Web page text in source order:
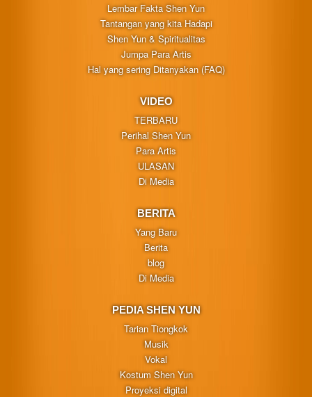
Lembar Fakta Shen Yun
Tantangan yang kita Hadapi
Shen Yun & Spiritualitas
Jumpa Para Artis
Hal yang sering Ditanyakan (FAQ)
VIDEO
TERBARU
Perihal Shen Yun
Para Artis
ULASAN
Di Media
BERITA
Yang Baru
Berita
blog
Di Media
PEDIA SHEN YUN
Tarian Tiongkok
Musik
Vokal
Kostum Shen Yun
Proyeksi digital